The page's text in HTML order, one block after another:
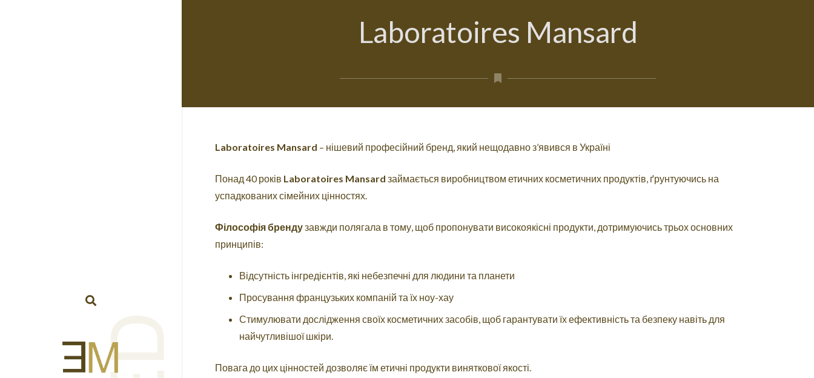
Laboratoires Mansard
Laboratoires Mansard – нішевий професійний бренд, який нещодавно з’явився в Україні
Понад 40 років Laboratoires Mansard займається виробництвом етичних косметичних продуктів, ґрунтуючись на
успадкованих сімейних цінностях.
Філософія брендузавжди полягала в тому, щоб пропонувати високоякісні продукти, дотримуючись трьох основних
принципів:
Відсутність інгредієнтів, які небезпечні для людини та планети
Просування французьких компаній та їх ноу-хау
Стимулювати дослідження своїх косметичних засобів, щоб гарантувати їх ефективність та безпеку навіть для
найчутливішої шкіри.
Повага до цих цінностей дозволяє їм етичні продукти виняткової якості.